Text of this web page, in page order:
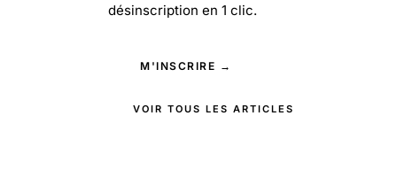
désinscription en 1 clic.
M'INSCRIRE →
VOIR TOUS LES ARTICLES